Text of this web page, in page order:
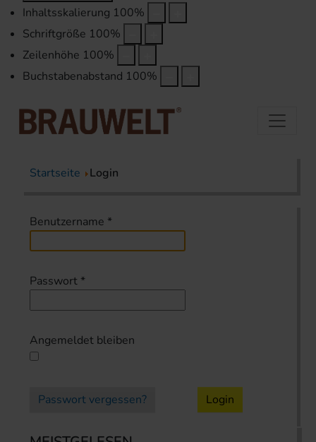
Inhaltsskalierung 100%
Schriftgröße 100%
Zeilenhöhe 100%
Buchstabenabstand 100%
Startseite Login
Benutzername *
Passwort *
Angemeldet bleiben
Passwort vergessen? Login